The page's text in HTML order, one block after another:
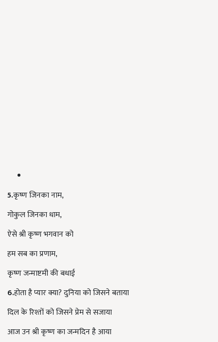
5.कृष्ण जिनका नाम,
गोकुल जिनका धाम,
ऐसे श्री कृष्ण भगवान को
हम सब का प्रणाम,
कृष्ण जन्माष्टमी की बधाई
6.होता है प्यार क्या? दुनिया को जिसने बताया
दिल के रिश्तों को जिसने प्रेम से सजाया
आज उन श्री कृष्ण का जन्मदिन है आया